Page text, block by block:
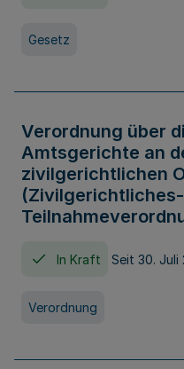
Gesetz
Verordnung über
Amtsgerichte an
zivilgerichtlichen
In Kraft Seit 30. Juli
Verordnung